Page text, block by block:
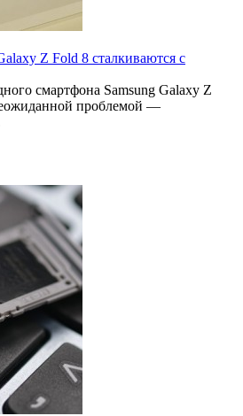
Z Fold 8 сталкиваются с
смартфона Samsung Galaxy Z
проблемой —